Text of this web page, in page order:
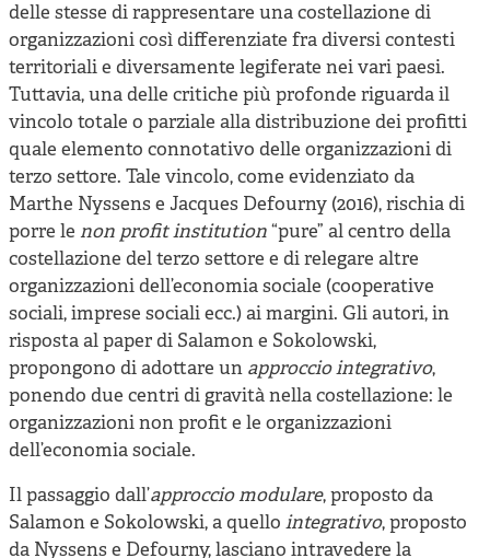
delle stesse di rappresentare una costellazione di
organizzazioni così differenziate fra diversi contesti
territoriali e diversamente legiferate nei vari paesi.
Tuttavia, una delle critiche più profonde riguarda il
vincolo totale o parziale alla distribuzione dei profitti
quale elemento connotativo delle organizzazioni di
terzo settore. Tale vincolo, come evidenziato da
Marthe Nyssens e Jacques Defourny (2016), rischia di
porre le non profit institution“pure” al centro della
costellazione del terzo settore e di relegare altre
organizzazioni dell’economia sociale (cooperative
sociali, imprese sociali ecc.) ai margini. Gli autori, in
risposta al paper di Salamon e Sokolowski,
propongono di adottare un approccio integrativo,
ponendo due centri di gravità nella costellazione: le
organizzazioni non profit e le organizzazioni
dell’economia sociale.
Il passaggio dall’approccio modulare, proposto da
Salamon e Sokolowski, a quello integrativo, proposto
da Nyssens e Defourny, lasciano intravedere la